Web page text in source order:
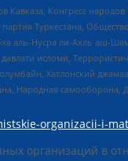
Конгресс народов
Туркестана,
аль-Нусра ли-Ахль
исломи,
Хатлонский
Народная
organizacii-i-
организаций в